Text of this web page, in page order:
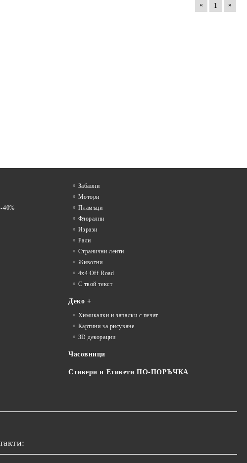
« 1 »
40%
Забавни
Мотори
Пламъци
Флорални
Изрази
Рали
Странични ленти
Животни
4x4 Off Road
С твой текст
Деко +
Химикалки и запалки с печат
Картини за рисуване
3D декорации
Часовници
Стикери и Етикети ПО-ПОРЪЧКА